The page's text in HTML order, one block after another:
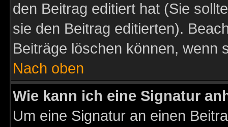
den Beitrag editiert hat (Sie
sie den Beitrag editierten).
Beiträge löschen können, wenn
Nach oben
Wie kann ich eine Signatur
Um eine Signatur an einen